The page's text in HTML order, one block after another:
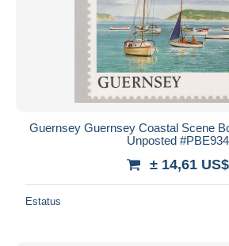
Guernsey Guernsey Coastal Scene
Unposted #PBE934
± 14,61 US$
Estatus